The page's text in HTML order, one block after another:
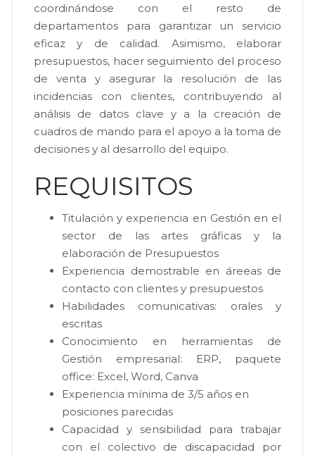
coordinándose con el resto de
departamentos para garantizar un servicio
eficaz y de calidad. Asimismo, elaborar
presupuestos, hacer seguimiento del proceso
de venta y asegurar la resolución de las
incidencias con clientes, contribuyendo al
análisis de datos clave y a la creación de
cuadros de mando para el apoyo a la toma de
decisiones y al desarrollo del equipo.
REQUISITOS
Titulación y experiencia en Gestión en el
sector de las artes gráficas y la
elaboración de Presupuestos
Experiencia demostrable en áreeas de
contacto con clientes y presupuestos
Habilidades comunicativas: orales y
escritas
Conocimiento en herramientas de
Gestión empresarial: ERP, paquete
office: Excel, Word, Canva
Experiencia mínima de 3/5 años en
posiciones parecidas
Capacidad y sensibilidad para trabajar
con el colectivo de discapacidad por